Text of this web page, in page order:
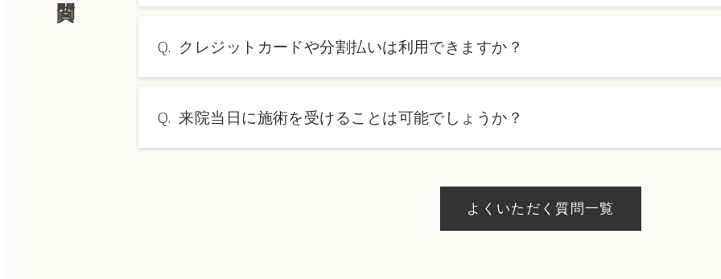
Q. クレジットカードや分割払いは利用できますか？
Q. 来院当日に施術を受けることは可能でしょうか？
よくいただく質問一覧